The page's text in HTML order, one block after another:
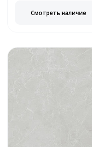
Смотреть наличие